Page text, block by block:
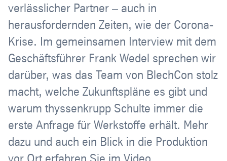
verlässlicher Partner – auch in
herausfordernden Zeiten, wie der Corona-
Krise. Im gemeinsamen Interview mit dem
Geschäftsführer Frank Wedel sprechen wir
darüber, was das Team von BlechCon stolz
macht, welche Zukunftspläne es gibt und
warum thyssenkrupp Schulte immer die
erste Anfrage für Werkstoffe erhält. Mehr
dazu und auch ein Blick in die Produktion